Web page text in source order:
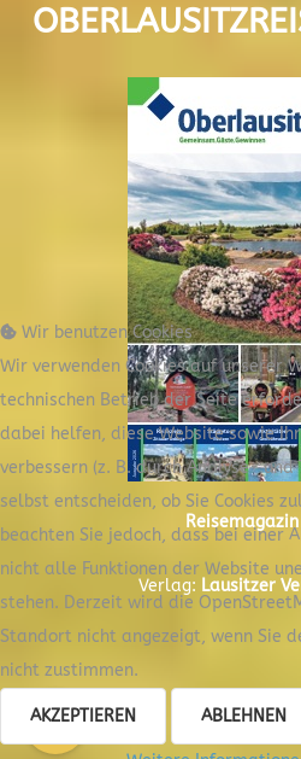
Verlag: Lausitzer
Wir benutzen Cookies
Wir verwenden Cookies auf unserer
technischen Betrieb der Seite
dabei helfen, diese Website sowie
verbessern (z. B. durch Analyse- und
selbst entscheiden, ob Sie Cookies
beachten Sie jedoch, dass bei einer
nicht alle Funktionen der Website
stehen. Derzeit wird die
Standort nicht angezeigt, wenn Sie
nicht zustimmen.
AKZEPTIEREN ABLEHNEN